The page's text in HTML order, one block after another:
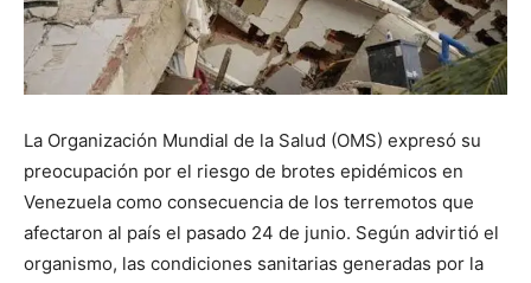
La Organización Mundial de la Salud (OMS) expresó su
preocupación por el riesgo de brotes epidémicos en
Venezuela como consecuencia de los terremotos que
afectaron al país el pasado 24 de junio. Según advirtió el
organismo, las condiciones sanitarias generadas por la